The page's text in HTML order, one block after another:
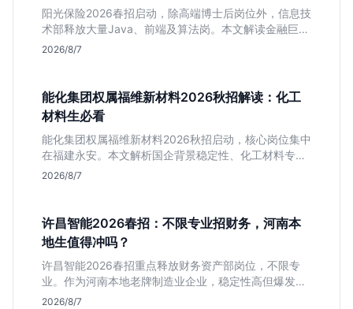
阳光保险2026春招启动，除高端博士后岗位外，信息技
术部释放大量Java、前端及算法岗。本文解读金融巨头
校招门槛，分析技术岗需求与投递价值，助你快速判断
2026/8/7
能化集团权属福维新材料2026秋招解读：化工
材料生必看
能化集团权属福维新材料2026秋招启动，核心岗位集中
在福建永安。本文解析国企背景稳定性、化工材料专业
匹配度及工作地点限制，助理工科生判断是否值得投
2026/8/7
许昌智能2026春招：不限专业招财务，河南本
地生值得冲吗？
许昌智能2026春招重点释放财务资产部岗位，不限专
业。作为河南本地老牌制造业企业，稳定性高但爆发涨
薪机会少。适合想在本地积累工业场景经验的应届生。
2026/8/7